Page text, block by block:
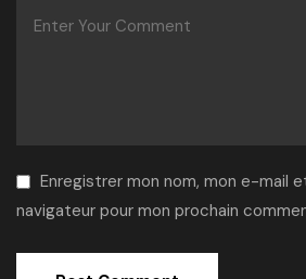
Enregistrer mon nom, mon e-mail
navigateur pour mon prochain